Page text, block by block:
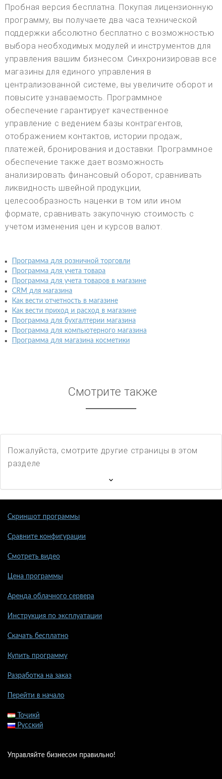
Пробная версия бесплатна. Покупая лицензионную
программу, вы получаете два часа технической
поддержки абсолютно бесплатно с возможностью
выбора необходимых модулей и инструментов для
управления вашим бизнесом. Синхронизировав все
магазины для единого управления в
централизованной системе, вы увеличите оборот и
повысите узнаваемость. Программное
обеспечение гарантирует качественное
управление с ведением базы контрагентов,
отображением контактов, истории продаж,
платежей, бронирования и доставки. Программное
обеспечение также дает возможность
анализировать финансовый оборот, сравнивать
ликвидность швейной продукции,
целесообразность наценки в том или ином
формате, сравнивать закупочную стоимость с
учетом изменения цен и курсов валют.
Программа для розничной торговли
Программа для учета товара
Программа для учета товаров в магазине
CRM для магазина
Как вести отчетность в магазине
Как вести приход и расход в магазине
Программа для бухгалтерии магазина
Программа для компьютерного магазина
Программа для магазина косметики
Смотрите также
Пожалуйста, смотрите другие страницы в этом
разделе
Скриншот программы
Сравните конфигурации
Смотреть видео
Цена программы
Аренда облачного сервера
Инструкция по эксплуатации
Скачать бесплатно
Купить программу
Разработка на заказ
Перейти в начало
Тоҷикӣ
Русский
Управляйте бизнесом правильно!